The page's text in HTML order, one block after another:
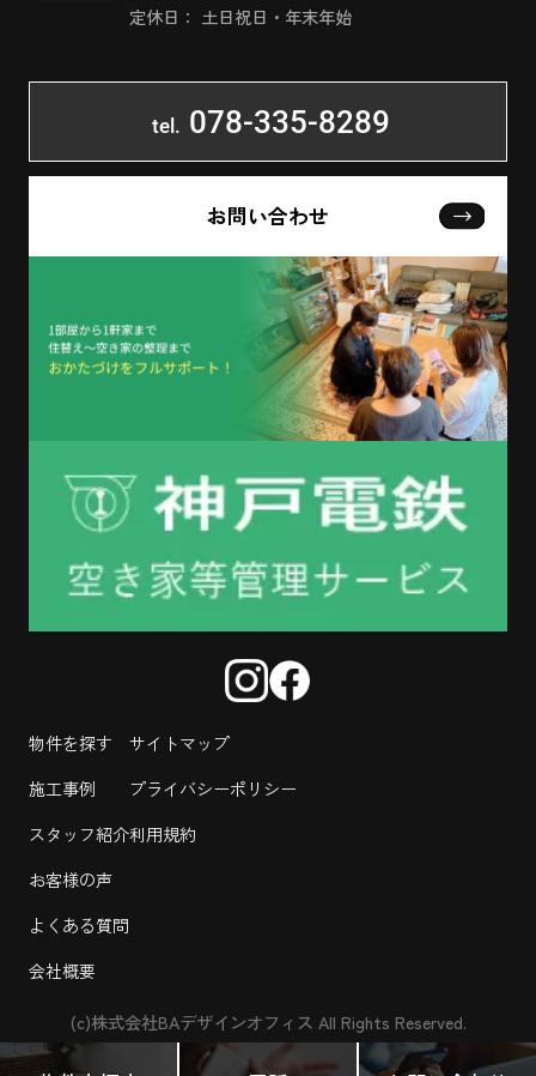
定休日： 土日祝日・年末年始
tel. 078-335-8289
お問い合わせ
物件を探す
施工事例
スタッフ紹介
お客様の声
よくある質問
会社概要
サイトマップ
プライバシーポリシー
利用規約
(c)株式会社BAデザインオフィス All Rights Reserved.